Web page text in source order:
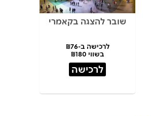
שובר להצגה בקאמרי
לרכישה ב-₪76
בשווי ₪180
לרכישה